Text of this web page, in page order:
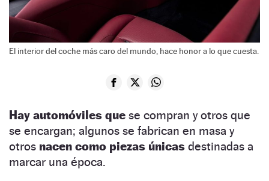
El interior del coche más caro del mundo, hace honor a lo que cuesta.
Hay automóviles que se compran y otros que
se encargan; algunos se fabrican en masa y
otros nacen como piezas únicas destinadas a
marcar una época.